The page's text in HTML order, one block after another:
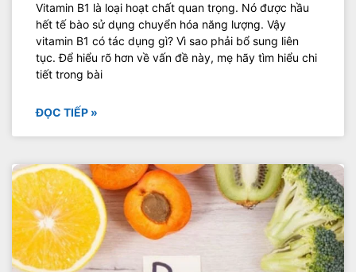
Vitamin B1 là loại hoạt chất quan trọng. Nó được hầu
hết tế bào sử dụng chuyển hóa năng lượng. Vậy
vitamin B1 có tác dụng gì? Vì sao phải bổ sung liên
tục. Để hiểu rõ hơn về vấn đề này, mẹ hãy tìm hiểu chi
tiết trong bài
ĐỌC TIẾP »